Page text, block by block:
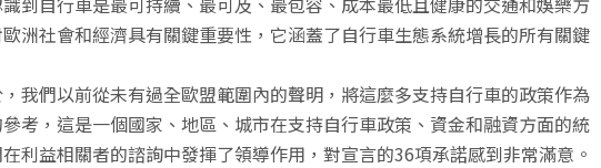
洲社會和經濟具有關鍵重要性，它涵蓋了自行車生態系統增長的所有關鍵
我們以前從未有過全歐盟範圍內的聲明，將這麼多支持自行車的政策作為
考，這是一個國家、地區、城市在支持自行車政策、資金和融資方面的統
利益相關者的諮詢中發揮了領導作用，對宣言的36項承諾感到非常滿意。